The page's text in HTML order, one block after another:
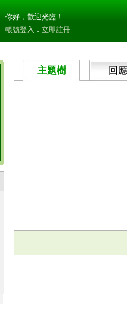
你好，歡迎光臨！
帳號登入 ． 立即註冊
主題樹 回應